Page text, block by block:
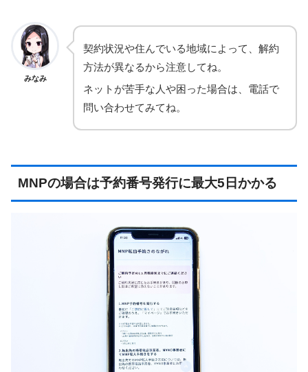
みなみ
契約状況や住んでいる地域によって、解約
方法が異なるから注意してね。
ネットが苦手な人や困った場合は、電話で
問い合わせてみてね。
MNPの場合は予約番号発行に最大5日かかる